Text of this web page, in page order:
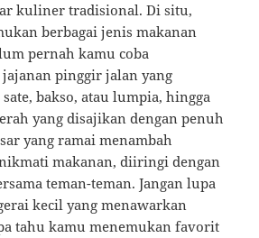
kuliner tradisional. Di situ,
berbagai jenis makanan
pernah kamu coba
pinggir jalan yang
bakso, atau lumpia, hingga
yang disajikan dengan penuh
yang ramai menambah
makanan, diiringi dengan
teman-teman. Jangan lupa
kecil yang menawarkan
tahu kamu menemukan favorit